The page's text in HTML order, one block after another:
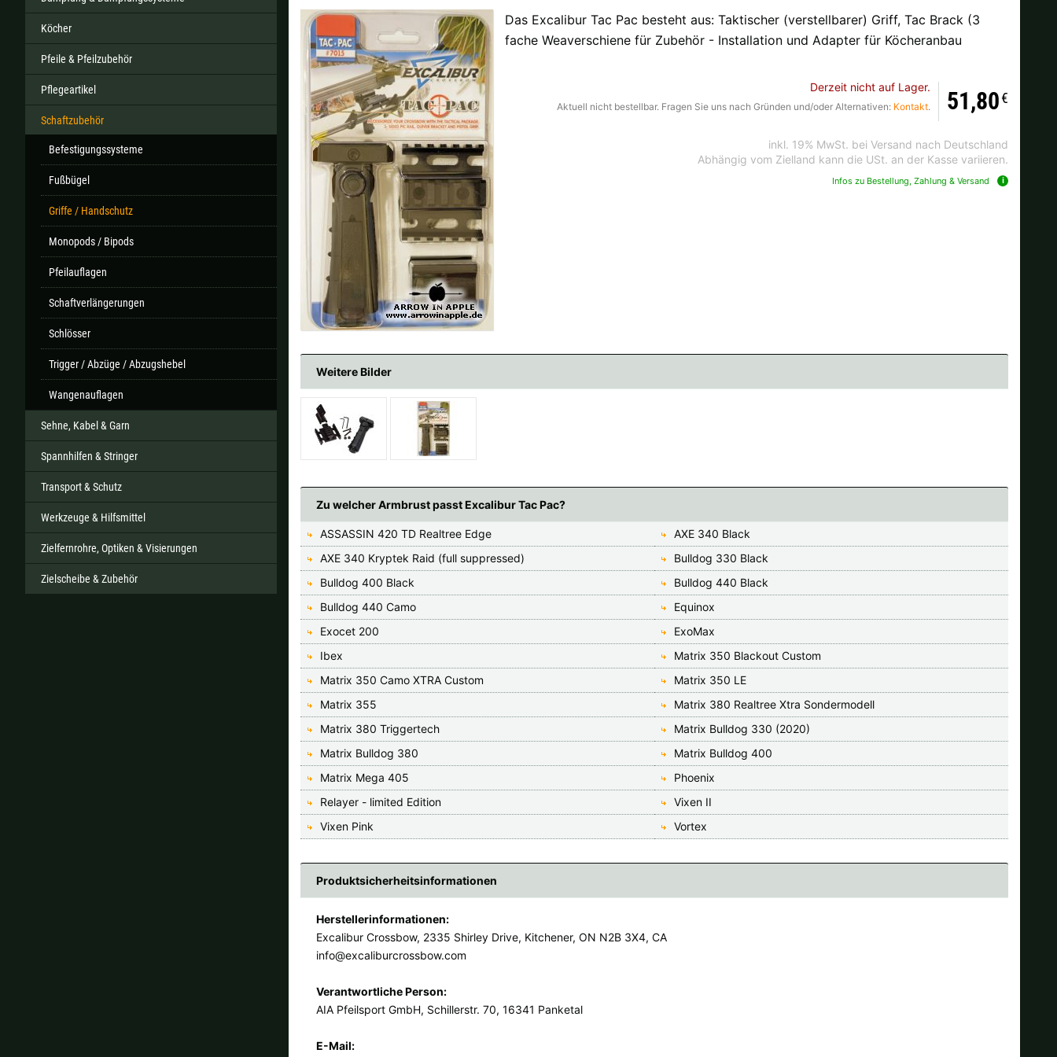
Köcher
Pfeile & Pfeilzubehör
Pflegeartikel
Schaftzubehör
Befestigungssysteme
Fußbügel
Griffe / Handschutz
Monopods / Bipods
Pfeilauflagen
Schaftverlängerungen
Schlösser
Trigger / Abzüge / Abzugshebel
Wangenauflagen
Sehne, Kabel & Garn
Spannhilfen & Stringer
Transport & Schutz
Werkzeuge & Hilfsmittel
Zielfernrohre, Optiken & Visierungen
Zielscheibe & Zubehör
Das Excalibur Tac Pac besteht aus: Taktischer (verstellbarer) Griff, Tac Brack (3
fache Weaverschiene für Zubehör - Installation und Adapter für Köcheranbau
Derzeit nicht auf Lager.
Aktuell nicht bestellbar. Fragen Sie uns nach Gründen und/oder Alternativen: Kontakt. 51,80€
inkl. 19% MwSt. bei Versand nach Deutschland
Abhängig vom Zielland kann die USt. an der Kasse variieren.
Infos zu Bestellung, Zahlung & Versand
Weitere Bilder
Zu welcher Armbrust passt Excalibur Tac Pac?
ASSASSIN 420 TD Realtree Edge
AXE 340 Black
AXE 340 Kryptek Raid (full suppressed)
Bulldog 330 Black
Bulldog 400 Black
Bulldog 440 Black
Bulldog 440 Camo
Equinox
Exocet 200
ExoMax
Ibex
Matrix 350 Blackout Custom
Matrix 350 Camo XTRA Custom
Matrix 350 LE
Matrix 355
Matrix 380 Realtree Xtra Sondermodell
Matrix 380 Triggertech
Matrix Bulldog 330 (2020)
Matrix Bulldog 380
Matrix Bulldog 400
Matrix Mega 405
Phoenix
Relayer - limited Edition
Vixen II
Vixen Pink
Vortex
Produktsicherheitsinformationen
Herstellerinformationen:
Excalibur Crossbow, 2335 Shirley Drive, Kitchener, ON N2B 3X4, CA
info@excaliburcrossbow.com
Verantwortliche Person:
AIA Pfeilsport GmbH, Schillerstr. 70, 16341 Panketal
E-Mail:
Alle verfügbaren Versandregionen:
Sollte Ihr Land nicht verfübar sein, keine Sorge - wählen Sie einfach "Deutschland" aus. Und erfragen die Versandkosten bei der Bestellung.